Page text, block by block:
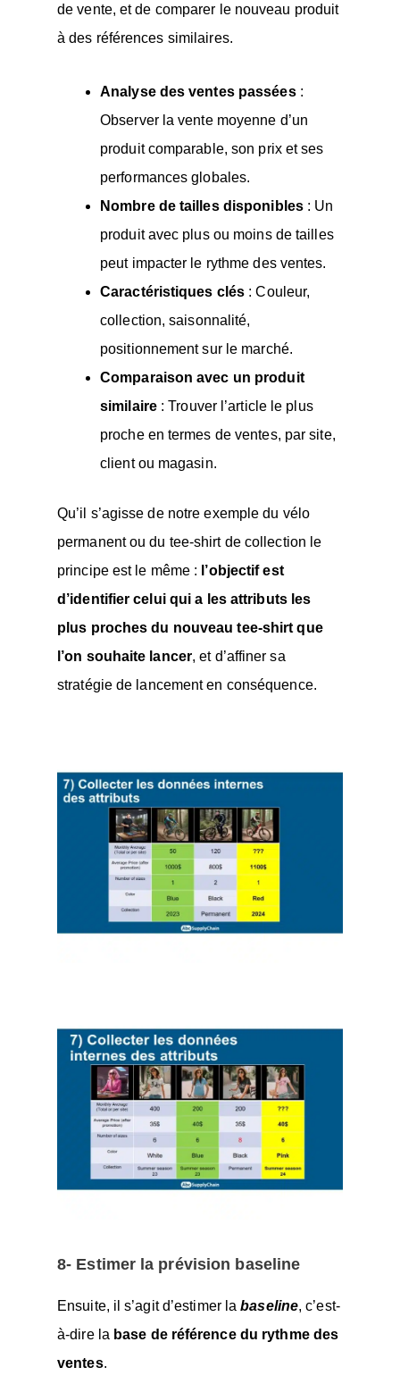
de vente, et de comparer le nouveau produit
à des références similaires.
Analyse des ventes passées:
Observer la vente moyenne d’un
produit comparable, son prix et ses
performances globales.
Nombre de tailles disponibles: Un
produit avec plus ou moins de tailles
peut impacter le rythme des ventes.
Caractéristiques clés : Couleur,
collection, saisonnalité,
positionnement sur le marché.
Comparaison avec un produit
similaire: Trouver l’article le plus
proche en termes de ventes, par site,
client ou magasin.
Qu’il s’agisse de notre exemple du vélo
permanent ou du tee-shirt de collection le
principe est le même : l’objectif est
d’identifier celui qui a les attributs les
plus proches du nouveau tee-shirt que
l’on souhaite lancer, et d’affiner sa
stratégie de lancement en conséquence.
8- Estimer la prévision baseline
Ensuite, il s’agit d’estimer labaseline, c’est-
à-dire la base de référence du rythme des
ventes.